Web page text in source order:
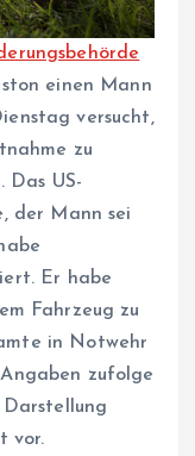
einen Mann
versucht,
zu
US-
der Mann sei
Er habe
Fahrzeug zu
in Notwehr
zufolge
Darstellung
vor.